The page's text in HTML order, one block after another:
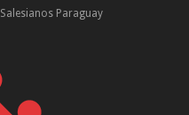
Salesianos Paraguay